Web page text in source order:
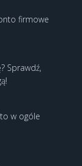
firmowe
Sprawdź,
w ogóle